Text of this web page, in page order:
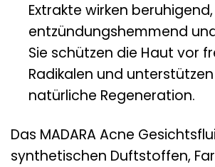
Extrakte wirken beruhigend,
entzündungshemmend
Sie schützen die Haut vor
Radikalen und
natürliche Regeneration.
Das MADARA Acne
synthetischen Duftstoffen,